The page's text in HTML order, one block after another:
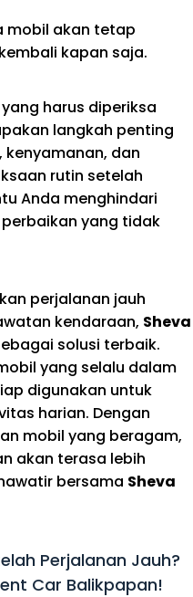
mobil akan tetap
kapan saja.
harus diperiksa
langkah penting
dan
rutin setelah
Anda menghindari
yang tidak
perjalanan jauh
kendaraan, Sheva
solusi terbaik.
yang selalu dalam
digunakan untuk
harian. Dengan
mobil yang beragam,
akan terasa lebih
bersama Sheva
Perjalanan Jauh?
Car Balikpapan!